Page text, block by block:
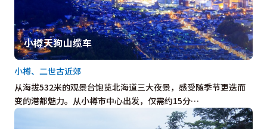
小樽天狗山缆车
从海拔532米的观景台饱览北海道三大夜景，感受随季节更迭而
变的港都魅力。从小樽市中心出发，仅需约15分…
小樽、二世古近郊